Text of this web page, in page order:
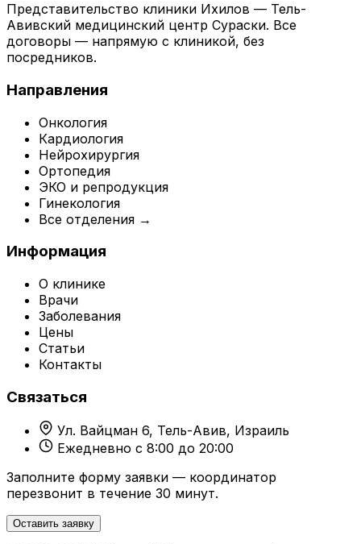
Представительство клиники Ихилов — Тель-
Авивский медицинский центр Сураски. Все
договоры — напрямую с клиникой, без
посредников.
Направления
Онкология
Кардиология
Нейрохирургия
Ортопедия
ЭКО и репродукция
Гинекология
Все отделения →
Информация
О клинике
Врачи
Заболевания
Цены
Статьи
Контакты
Связаться
Ул. Вайцман 6, Тель-Авив, Израиль
Ежедневно с 8:00 до 20:00
Заполните форму заявки — координатор
перезвонит в течение 30 минут.
Оставить заявку